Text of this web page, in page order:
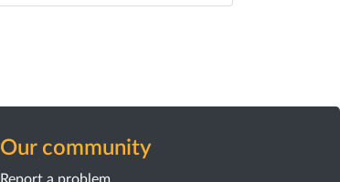
Our community